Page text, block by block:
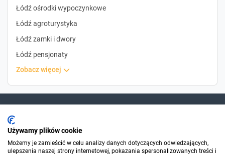
Łódź ośrodki wypoczynkowe
Łódź agroturystyka
Łódź zamki i dwory
Łódź pensjonaty
zobacz więcej
Dla szukających
Używamy plików cookie
Możemy je zamieścić w celu analizy danych dotyczących odwiedzających,
ulepszenia naszej strony internetowej, pokazania spersonalizowanych treści i